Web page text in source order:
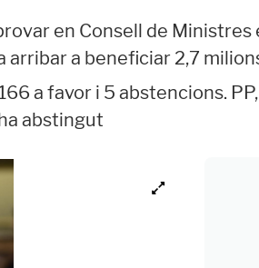
en Consell de Ministres
a beneficiar 2,7
a favor i 5 abstencions.
abstingut